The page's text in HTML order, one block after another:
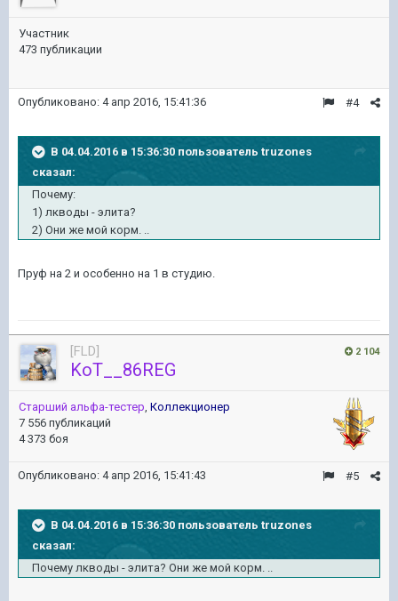
Участник
473 публикации
#4
Опубликовано: 4 апр 2016, 15:41:36
В 04.04.2016 в 15:36:30 пользователь truzones
сказал:
Почему:
1) лкводы - элита?
2) Они же мой корм. ..
Пруф на 2 и особенно на 1 в студию.
2 104
[FLD]
KoT__86REG
Старший альфа-тестер, Коллекционер
7 556 публикаций
4 373 боя
#5
Опубликовано: 4 апр 2016, 15:41:43
В 04.04.2016 в 15:36:30 пользователь truzones
сказал:
Почему лкводы - элита? Они же мой корм. ..